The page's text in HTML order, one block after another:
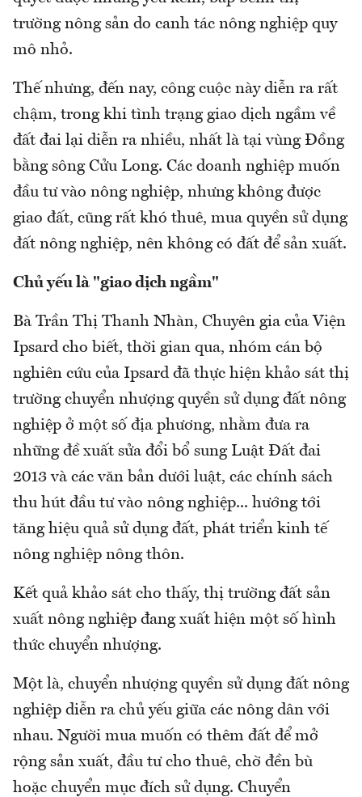
trường nông sản do canh tác nông nghiệp quy
mô nhỏ.
Thế nhưng, đến nay, công cuộc này diễn ra rất
chậm, trong khi tình trạng giao dịch ngầm về
đất đai lại diễn ra nhiều, nhất là tại vùng Đồng
bằng sông Cửu Long. Các doanh nghiệp muốn
đầu tư vào nông nghiệp, nhưng không được
giao đất, cũng rất khó thuê, mua quyền sử dụng
đất nông nghiệp, nên không có đất để sản xuất.
Chủ yếu là "giao dịch ngầm"
Bà Trần Thị Thanh Nhàn, Chuyên gia của Viện
Ipsard cho biết, thời gian qua, nhóm cán bộ
nghiên cứu của Ipsard đã thực hiện khảo sát thị
trường chuyển nhượng quyền sử dụng đất nông
nghiệp ở một số địa phương, nhằm đưa ra
những đề xuất sửa đổi bổ sung Luật Đất đai
2013 và các văn bản dưới luật, các chính sách
thu hút đầu tư vào nông nghiệp... hướng tới
tăng hiệu quả sử dụng đất, phát triển kinh tế
nông nghiệp nông thôn.
Kết quả khảo sát cho thấy, thị trường đất sản
xuất nông nghiệp đang xuất hiện một số hình
thức chuyển nhượng.
Một là, chuyển nhượng quyền sử dụng đất nông
nghiệp diễn ra chủ yếu giữa các nông dân với
nhau. Người mua muốn có thêm đất để mở
rộng sản xuất, đầu tư cho thuê, chờ đền bù
hoặc chuyển mục đích sử dụng. Chuyển